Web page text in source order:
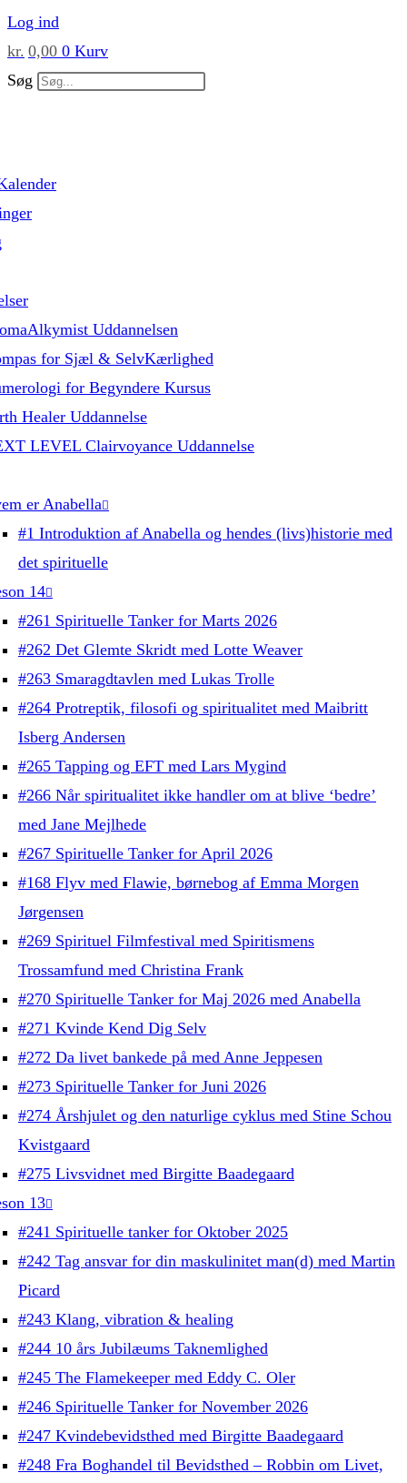
Skip
to
content
Log ind
kr. 0,00 0 Kurv
Søg
Uddannelsen
for Sjæl & SelvKærlighed
for Begyndere Kursus
Healer Uddannelse
LEVEL Clairvoyance Uddannelse
er Anabella
#1 Introduktion af Anabella og hendes (livs)historie med
det spirituelle
14
#261 Spirituelle Tanker for Marts 2026
#262 Det Glemte Skridt med Lotte Weaver
#263 Smaragdtavlen med Lukas Trolle
#264 Protreptik, filosofi og spiritualitet med Maibritt
Isberg Andersen
#265 Tapping og EFT med Lars Mygind
#266 Når spiritualitet ikke handler om at blive ‘bedre’
med Jane Mejlhede
#267 Spirituelle Tanker for April 2026
#168 Flyv med Flawie, børnebog af Emma Morgen
Jørgensen
#269 Spirituel Filmfestival med Spiritismens
Trossamfund med Christina Frank
#270 Spirituelle Tanker for Maj 2026 med Anabella
#271 Kvinde Kend Dig Selv
#272 Da livet bankede på med Anne Jeppesen
#273 Spirituelle Tanker for Juni 2026
#274 Årshjulet og den naturlige cyklus med Stine Schou
Kvistgaard
#275 Livsvidnet med Birgitte Baadegaard
13
#241 Spirituelle tanker for Oktober 2025
#242 Tag ansvar for din maskulinitet man(d) med Martin
Picard
#243 Klang, vibration & healing
#244 10 års Jubilæums Taknemlighed
#245 The Flamekeeper med Eddy C. Oler
#246 Spirituelle Tanker for November 2026
#247 Kvindebevidsthed med Birgitte Baadegaard
#248 Fra Boghandel til Bevidsthed – Robbin om Livet,